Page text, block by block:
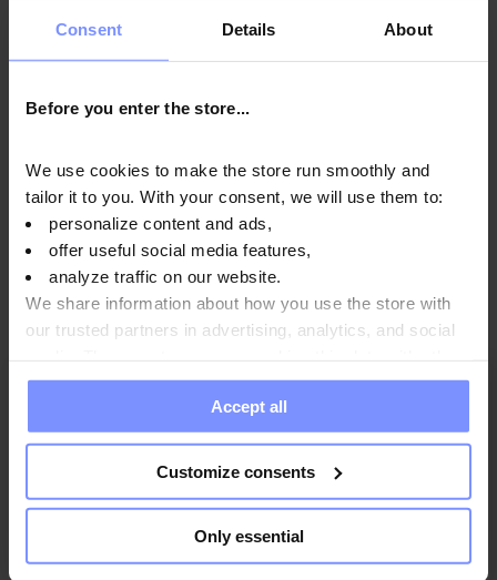
Consent Details About
Before you enter the store...
We use cookies to make the store run smoothly and
tailor it to you. With your consent, we will use them to:
personalize content and ads,
offer useful social media features,
analyze traffic on our website.
We share information about how you use the store with
our trusted partners in advertising, analytics, and social
information you have provided to them or that they have
collected when you use their services. Do you agree?
Accept all
Customize consents
Only essential
Parametre
Otázky a odpovede
5.0
customer's reviews
from all time
collected and verified by
4 0%
3
2 0%